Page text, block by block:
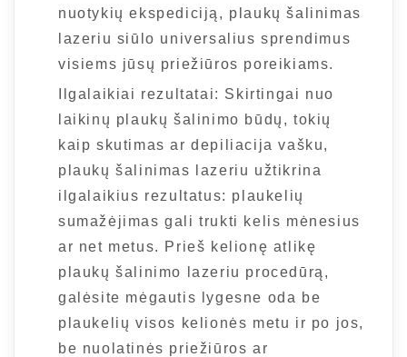
nuotykių ekspediciją, plaukų šalinimas
lazeriu siūlo universalius sprendimus
visiems jūsų priežiūros poreikiams.
Ilgalaikiai rezultatai: Skirtingai nuo
laikinų plaukų šalinimo būdų, tokių
kaip skutimas ar depiliacija vašku,
plaukų šalinimas lazeriu užtikrina
ilgalaikius rezultatus: plaukelių
sumažėjimas gali trukti kelis mėnesius
ar net metus. Prieš kelionę atlikę
plaukų šalinimo lazeriu procedūrą,
galėsite mėgautis lygesne oda be
plaukelių visos kelionės metu ir po jos,
be nuolatinės priežiūros ar